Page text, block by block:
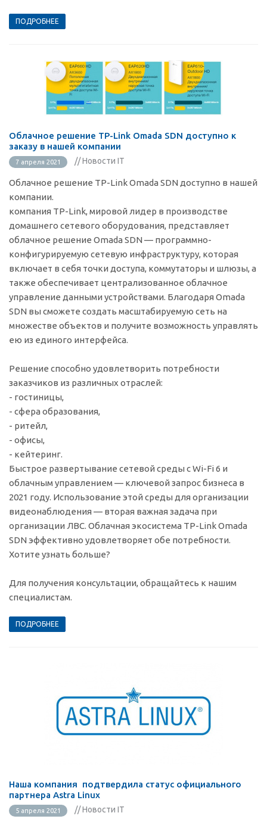
ПОДРОБНЕЕ
Облачное решение TP-Link Omada SDN доступно к
заказу в нашей компании
7 апреля 2021 // Новости IT
Облачное решение TP-Link Omada SDN доступно в нашей
компании.
компания TP-Link, мировой лидер в производстве
домашнего сетевого оборудования, представляет
облачное решение Omada SDN — программно-
конфигурируемую сетевую инфраструктуру, которая
включает в себя точки доступа, коммутаторы и шлюзы, а
также обеспечивает централизованное облачное
управление данными устройствами. Благодаря Omada
SDN вы сможете создать масштабируемую сеть на
множестве объектов и получите возможность управлять
ею из единого интерфейса.
Решение способно удовлетворить потребности
заказчиков из различных отраслей:
- гостиницы,
- сфера образования,
- ритейл,
- офисы,
- кейтеринг.
Быстрое развертывание сетевой среды с Wi-Fi 6 и
облачным управлением — ключевой запрос бизнеса в
2021 году. Использование этой среды для организации
видеонаблюдения — вторая важная задача при
организации ЛВС. Облачная экосистема TP-Link Omada
SDN эффективно удовлетворяет обе потребности.
Хотите узнать больше?
Для получения консультации, обращайтесь к нашим
специалистам.
ПОДРОБНЕЕ
Наша компания подтвердила статус официального
партнера Astra Linux
5 апреля 2021 // Новости IT